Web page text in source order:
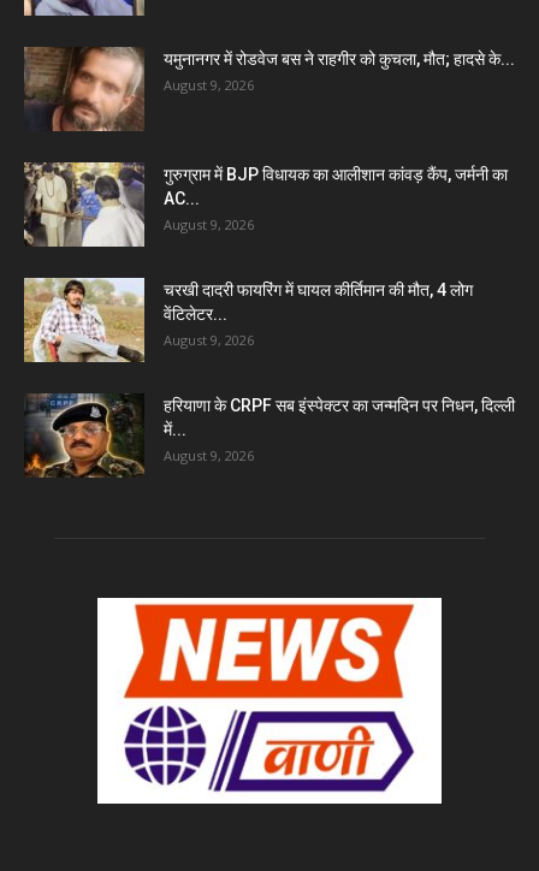
यमुनानगर में रोडवेज बस ने राहगीर को कुचला, मौत; हादसे के...
August 9, 2026
गुरुग्राम में BJP विधायक का आलीशान कांवड़ कैंप, जर्मनी का
AC...
August 9, 2026
चरखी दादरी फायरिंग में घायल कीर्तिमान की मौत, 4 लोग
वेंटिलेटर...
August 9, 2026
हरियाणा के CRPF सब इंस्पेक्टर का जन्मदिन पर निधन, दिल्ली
में...
August 9, 2026